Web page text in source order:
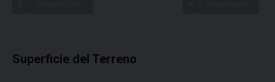
Superficie del Terreno